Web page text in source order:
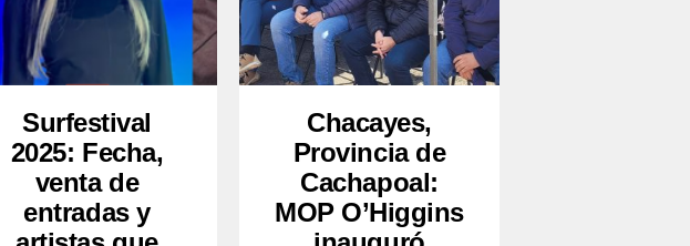
Surfestival
2025: Fecha,
venta de
entradas y
Chacayes,
Provincia de
Cachapoal:
MOP O’Higgins